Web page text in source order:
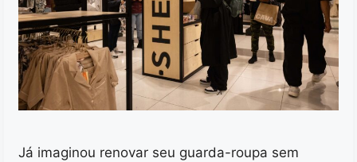
Já imaginou renovar seu guarda-roupa sem